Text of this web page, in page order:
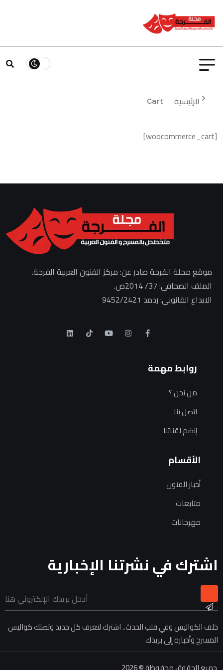
الرئيسية Cart
[woocommerce_cart]
موقع مجلة الفرجة صادر عن: مركز الفنون العربية الفرجة.
الملف الصحافي: 37/ 2014ص.
الايداع القانوني: ردمد 9452/2421
روابط مهمة
من نحن ؟
اتصل بنا
إنضم لقناتنا
الأقسام
أخبار الفنون
متابعات
مهرجانات
اشترك في نشرتنا الإخبارية
خلف الكواليس وفي قلب الحدث.. اشترك لتعرف كل جديد وتصلك كواليس
المسرح وأخباره إلى بريدك